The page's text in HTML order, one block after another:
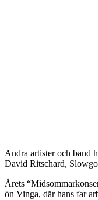
Andra artister och band
David Ritschard,
Årets
ön Vinga, där hans far